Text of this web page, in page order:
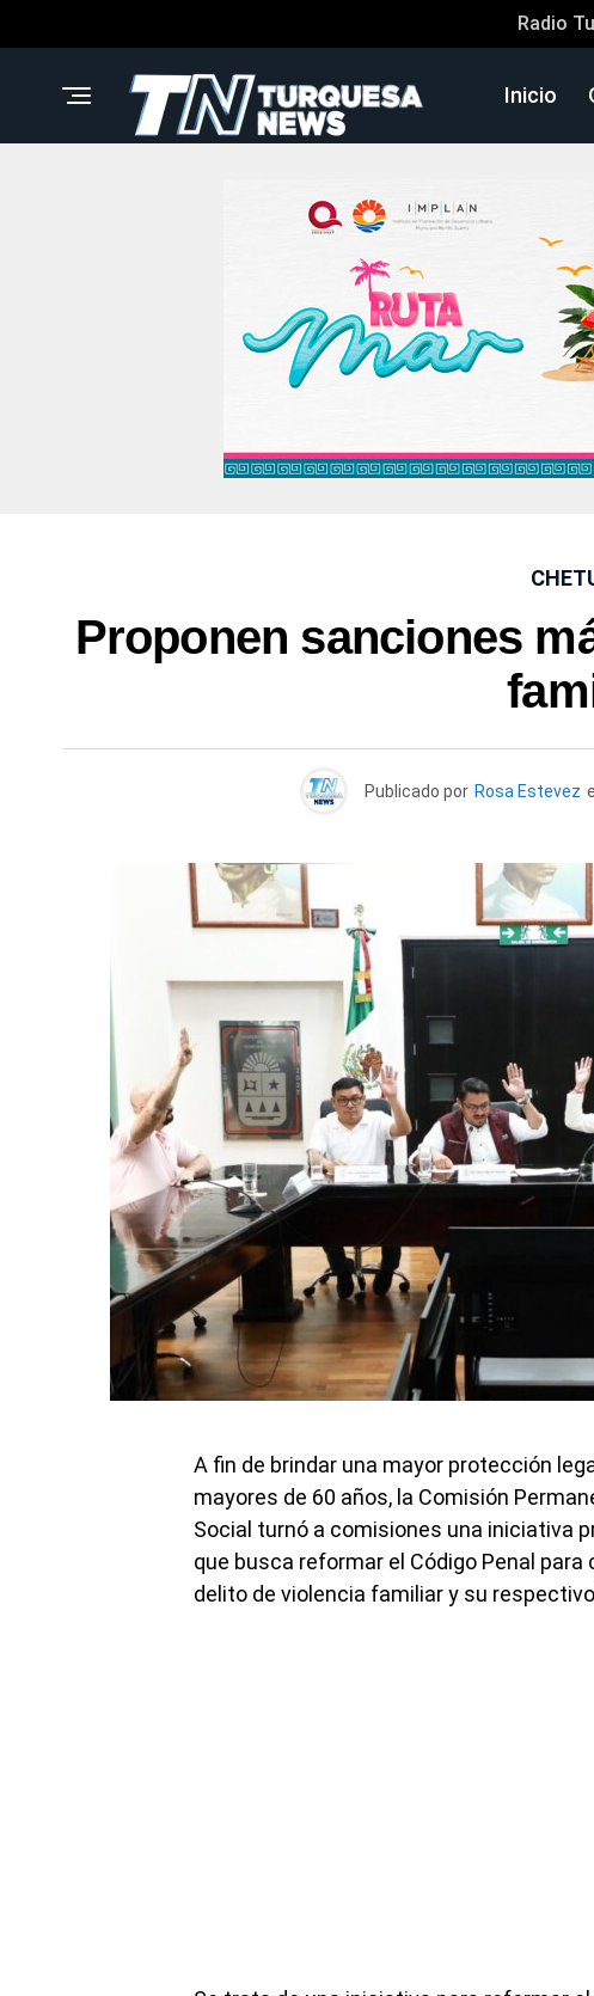
Radio
Inicio
Proponen sanciones
Publicado por Rosa Estevez el
A fin de brindar una mayor protección
mayores de 60 años, la Comisión
Social turnó a comisiones una iniciativa
que busca reformar el Código Penal
delito de violencia familiar y su